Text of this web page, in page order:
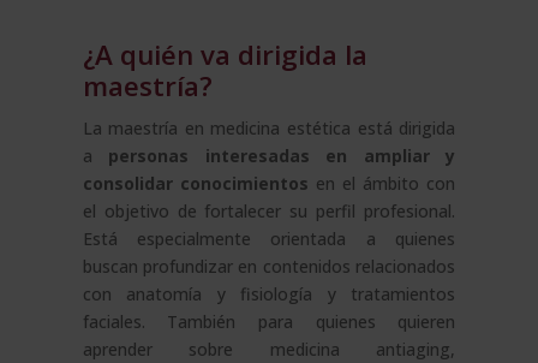
¿A quién va dirigida la
maestría?
La maestría en medicina estética está dirigida
a personas interesadas en ampliar y
consolidar conocimientos en el ámbito con
el objetivo de fortalecer su perfil profesional.
Está especialmente orientada a quienes
buscan profundizar en contenidos relacionados
con anatomía y fisiología y tratamientos
faciales. También para quienes quieren
aprender sobre medicina antiaging,